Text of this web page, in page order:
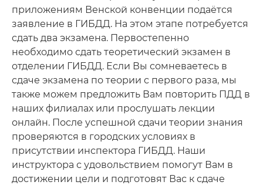
приложениям Венской конвенции подаётся
заявление в ГИБДД. На этом этапе потребуется
сдать два экзамена. Первостепенно
необходимо сдать теоретический экзамен в
отделении ГИБДД. Если Вы сомневаетесь в
сдаче экзамена по теории с первого раза, мы
также можем предложить Вам повторить ПДД в
наших филиалах или прослушать лекции
онлайн. После успешной сдачи теории знания
проверяются в городских условиях в
присутствии инспектора ГИБДД. Наши
инструктора с удовольствием помогут Вам в
достижении цели и подготовят Вас к сдаче